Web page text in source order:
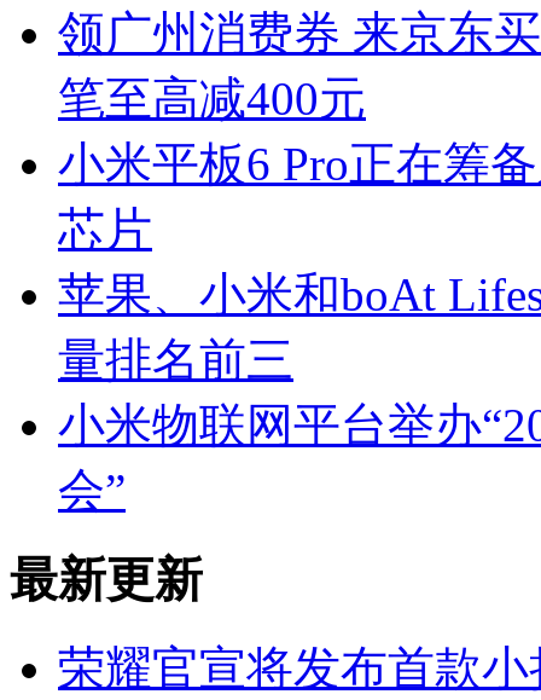
领广州消费券 来京东
笔至高减400元
小米平板6 Pro正在筹
芯片
苹果、小米和boAt
量排名前三
小米物联网平台举办
会”
最新更新
荣耀官宣将发布首款